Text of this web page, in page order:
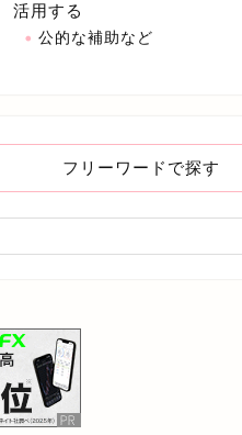
活用する
公的な補助など
フリーワードで探す